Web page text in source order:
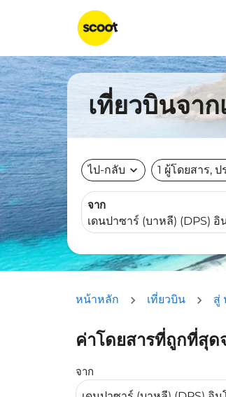
เที่ยวบินจา
ไป-กลับ expand_more 1 ผู้โดยสาร,
จาก
หน้าหลัก เที่ยวบิน สู่
ค่าโดยสารที่ถูกที่สุด
จาก
ลองอัปเดตเส้นทางของคุณ (ต้